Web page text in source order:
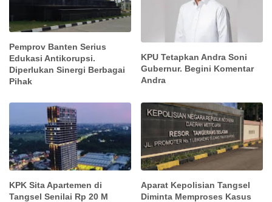
Pemprov Banten Serius
Edukasi Antikorupsi.
Diperlukan Sinergi Berbagai
Pihak
KPU Tetapkan Andra Soni
Gubernur. Begini Komentar
Andra
KPK Sita Apartemen di
Tangsel Senilai Rp 20 M
Aparat Kepolisian Tangsel
Diminta Memproses Kasus